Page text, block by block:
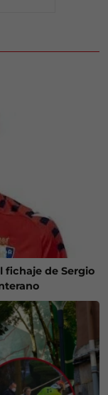
fichaje de Sergio